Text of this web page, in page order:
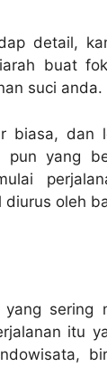
detail,
buat
suci anda.
biasa, dan
yang
oleh
sering
itu